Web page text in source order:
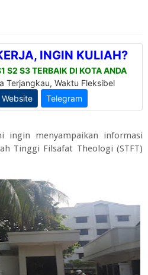
ingin menyampaikan informasi
Tinggi Filsafat Theologi (STFT)